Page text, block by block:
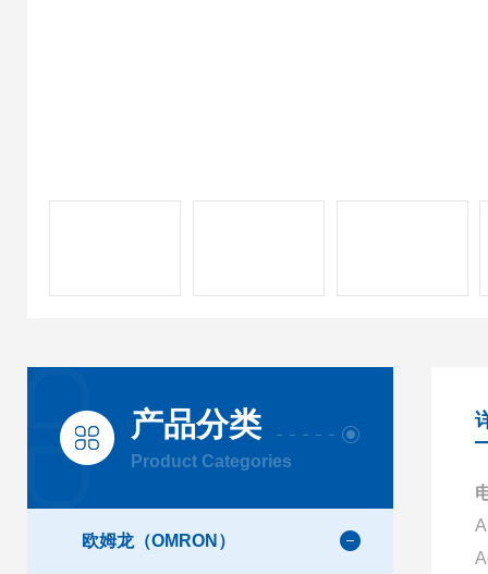
产品分类
Product Categories
欧姆龙（OMRON）